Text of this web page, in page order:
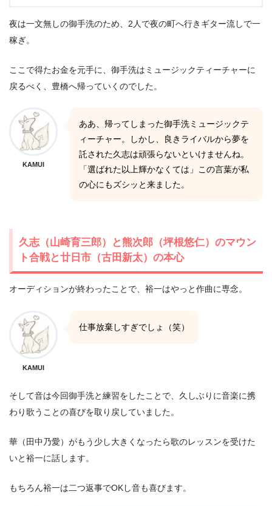
夜は一文無しの御手洗のため、2人で夜の町へ行きギター流しで一
稼ぎ。
ここで得たお金を元手に、御手洗はミュージックティーチャーに
戻るべく、豊橋へ帰っていくのでした。
KAMUI
ああ、帰ってしまった御手洗ミュージックテ
ィーチャー。しかし、良きライバルから夢を
託された久志は頑張らないといけませんね。
「選ばれた以上輝かなくては」この言葉が私
の心にもズシッと来ました。
久志（山崎育三郎）と熊次郎（坪根悠仁）のマウン
ト合戦と廿日市（古田新太）の本心
オーディションが終わったことで、裕一はやっと作曲に専念。
KAMUI
仕事放棄しすぎでしょ（笑）
そして音は今回御手洗と練習をしたことで、久しぶりに音楽に携
わり歌うことの喜びを取り戻していました。
華（田中乃愛）がもう少し大きくなったら歌のレッスンを受けた
いと裕一に話します。
もちろん裕一は二つ返事でOKし音も喜びます。